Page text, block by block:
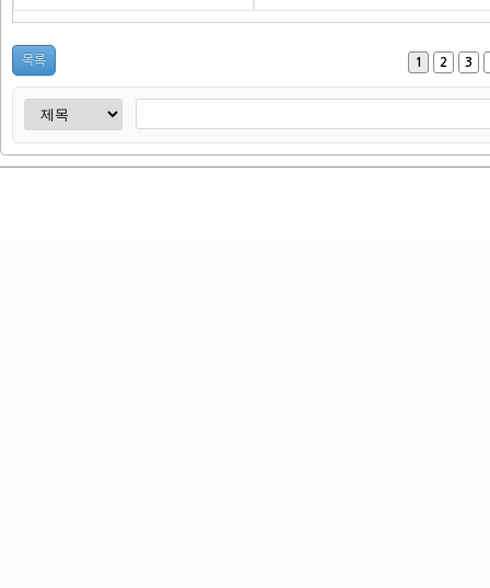
목록 1 2 3